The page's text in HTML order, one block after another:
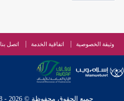
وثيقة الخصوصية اتفاقية الخدمة اتصل بنا
جميع الحقوق محفوظة © 2026 - 1998 لشبكة إسلام ويب